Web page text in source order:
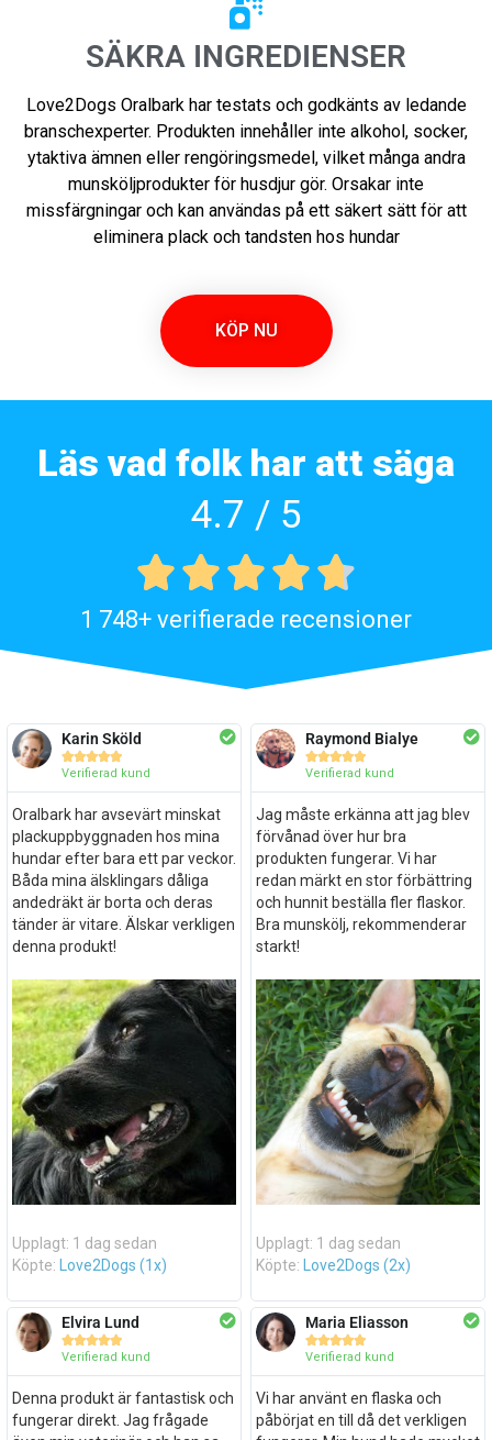
SÄKRA INGREDIENSER
Love2Dogs Oralbark har testats och godkänts av ledande
branschexperter. Produkten innehåller inte alkohol, socker,
ytaktiva ämnen eller rengöringsmedel, vilket många andra
munsköljprodukter för husdjur gör. Orsakar inte
missfärgningar och kan användas på ett säkert sätt för att
eliminera plack och tandsten hos hundar
KÖP NU
Läs vad folk har att säga
4.7 / 5

1 748+ verifierade recensioner
Karin Sköld

Verifierad kund
Oralbark har avsevärt minskat
plackuppbyggnaden hos mina
hundar efter bara ett par veckor.
Båda mina älsklingars dåliga
andedräkt är borta och deras
tänder är vitare. Älskar verkligen
denna produkt!
Upplagt: 1 dag sedan
Köpte:
Love2Dogs (1x)
Elvira Lund

Verifierad kund
Denna produkt är fantastisk och
fungerar direkt. Jag frågade
Raymond Bialye

Verifierad kund
Jag måste erkänna att jag blev
förvånad över hur bra
produkten fungerar. Vi har
redan märkt en stor förbättring
och hunnit beställa fler flaskor.
Bra munskölj, rekommenderar
starkt!
Upplagt: 1 dag sedan
Köpte:
Love2Dogs (2x)
Maria Eliasson

Verifierad kund
Vi har använt en flaska och
påbörjat en till då det verkligen